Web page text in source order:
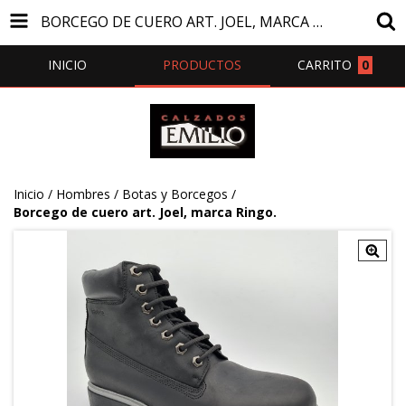
BORCEGO DE CUERO ART. JOEL, MARCA RINGO.
INICIO PRODUCTOS CARRITO 0
Inicio / Hombres / Botas y Borcegos /
Borcego de cuero art. Joel, marca Ringo.